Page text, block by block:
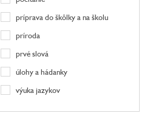
príprava do škôlky a na školu
príroda
prvé slová
úlohy a hádanky
výuka jazykov